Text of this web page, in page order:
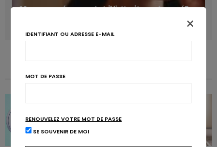
Manger sucré augmente-t-il l’attrait pour le sucré ?
LAVINIA SINCOVITS
×
IDENTIFIANT OU ADRESSE E-MAIL
MOT DE PASSE
RENOUVELEZ VOTRE MOT DE PASSE
SE SOUVENIR DE MOI